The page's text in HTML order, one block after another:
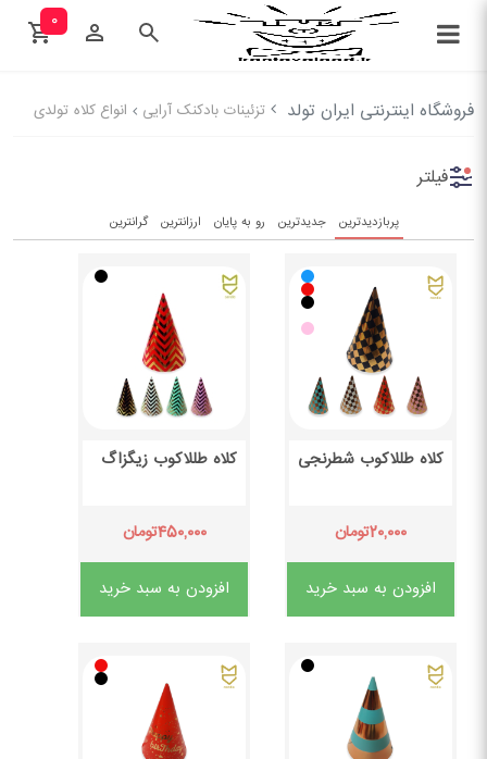
۰
فروشگاه اینترنتی ایران تولد تزئینات بادکنک آرایی انواع کلاه تولدی
فیلتر
پربازدیدترین جدیدترین رو به پایان ارزانترین گرانترین
کلاه طللاکوب شطرنجی
۲۰,۰۰۰تومان
افزودن به سبد خرید
کلاه طللاکوب زیگزاگ
۴۵۰,۰۰۰تومان
افزودن به سبد خرید